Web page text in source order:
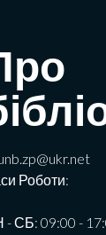
Роботи:
- СБ: 09:00 -